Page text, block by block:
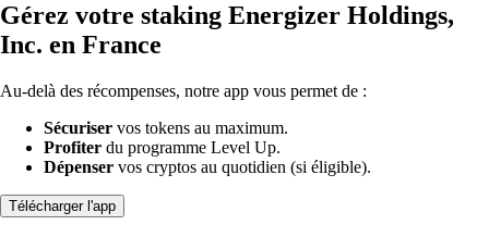
Gérez votre staking Energizer Holdings,
Inc. en France
Au-delà des récompenses, notre app vous permet de :
Sécuriser vos tokens au maximum.
Profiter du programme Level Up.
Dépenser vos cryptos au quotidien (si éligible).
Télécharger l'app